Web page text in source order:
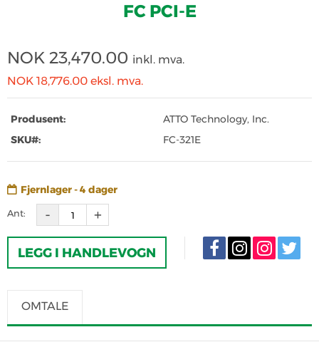
FC PCI-E
NOK 23,470.00 inkl. mva.
NOK 18,776.00 eksl. mva.
Produsent:
ATTO Technology, Inc.
SKU#:
FC-321E
Fjernlager - 4 dager
Ant:
LEGG I HANDLEVOGN
OMTALE